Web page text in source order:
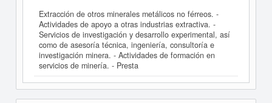
Extracción de otros minerales metálicos no férreos. -
Actividades de apoyo a otras industrias extractiva. -
Servicios de investigación y desarrollo experimental, así
como de asesoría técnica, ingeniería, consultoría e
investigación minera. - Actividades de formación en
servicios de minería. - Presta